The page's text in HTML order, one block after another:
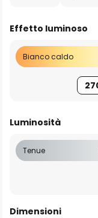
Effetto luminoso
Bianco caldo
Luminosità
Tenue
Dimensioni